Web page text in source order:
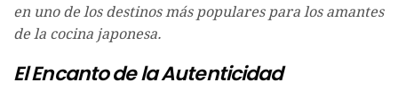
en uno de los destinos más populares para los amantes
de la cocina japonesa.
El Encanto de la Autenticidad